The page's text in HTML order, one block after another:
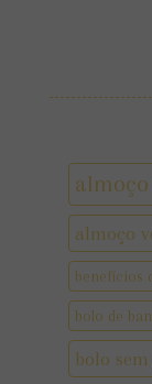
almoço
benefícios
bolo de
bolo